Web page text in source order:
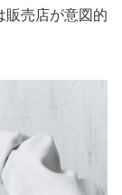
販売店が意図的